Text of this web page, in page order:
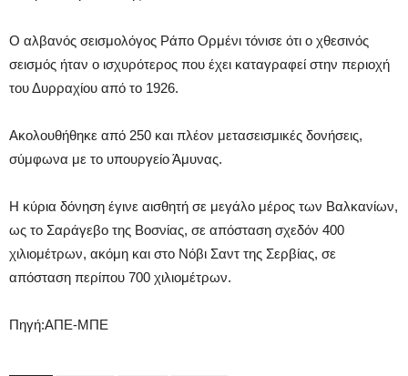
Ο αλβανός σεισμολόγος Ράπο Ορμένι τόνισε ότι ο χθεσινός
σεισμός ήταν ο ισχυρότερος που έχει καταγραφεί στην περιοχή
του Δυρραχίου από το 1926.
Ακολουθήθηκε από 250 και πλέον μετασεισμικές δονήσεις,
σύμφωνα με το υπουργείο Άμυνας.
Η κύρια δόνηση έγινε αισθητή σε μεγάλο μέρος των Βαλκανίων,
ως το Σαράγεβο της Βοσνίας, σε απόσταση σχεδόν 400
χιλιομέτρων, ακόμη και στο Νόβι Σαντ της Σερβίας, σε
απόσταση περίπου 700 χιλιομέτρων.
Πηγή:ΑΠΕ-ΜΠΕ